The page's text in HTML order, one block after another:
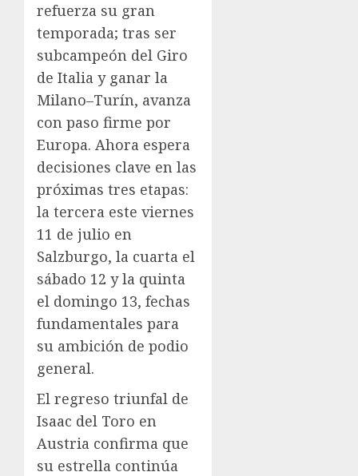
refuerza su gran
temporada; tras ser
subcampeón del Giro
de Italia y ganar la
Milano–Turín, avanza
con paso firme por
Europa. Ahora espera
decisiones clave en las
próximas tres etapas:
la tercera este viernes
11 de julio en
Salzburgo, la cuarta el
sábado 12 y la quinta
el domingo 13, fechas
fundamentales para
su ambición de podio
general.
El regreso triunfal de
Isaac del Toro en
Austria confirma que
su estrella continúa